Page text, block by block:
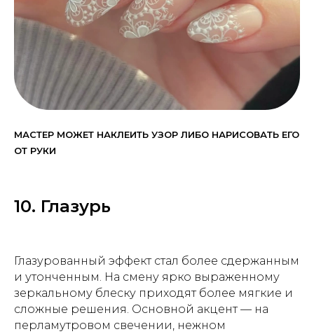
МАСТЕР МОЖЕТ НАКЛЕИТЬ УЗОР ЛИБО НАРИСОВАТЬ ЕГО
ОТ РУКИ
10. Глазурь
Глазурованный эффект стал более сдержанным
и утонченным. На смену ярко выраженному
зеркальному блеску приходят более мягкие и
сложные решения. Основной акцент — на
перламутровом свечении, нежном